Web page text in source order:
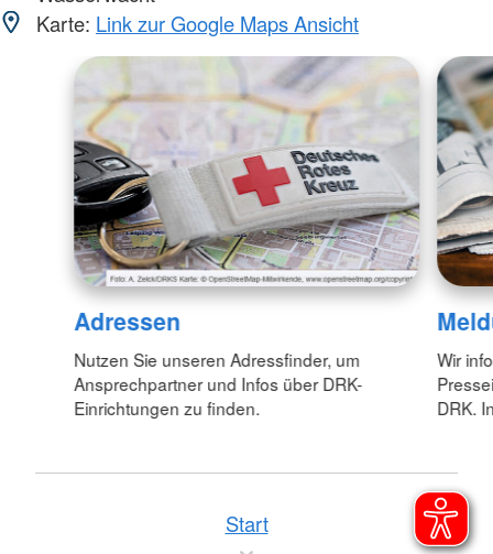
Karte: Link zur Google Maps Ansicht
Adressen
Nutzen Sie unseren Adressfinder, um
Ansprechpartner und Infos über DRK-
Einrichtungen zu finden.
Wir
DRK.
Start